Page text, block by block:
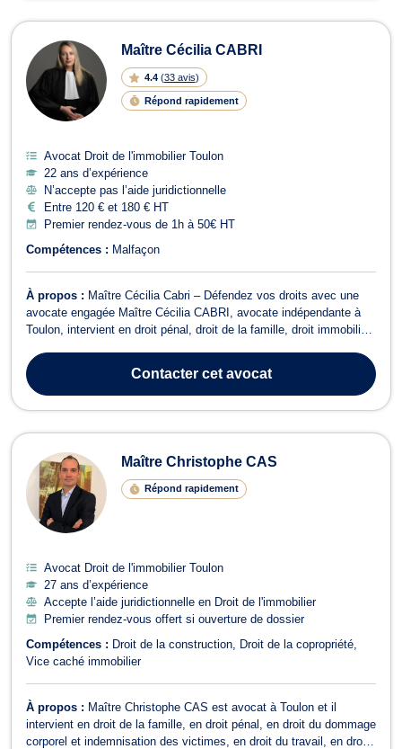
Maître Cécilia CABRI
4.4 (33 avis)
Répond rapidement
Avocat Droit de l'immobilier Toulon
22 ans d’expérience
N’accepte pas l’aide juridictionnelle
Entre 120 € et 180 € HT
Premier rendez-vous de 1h à 50€ HT
Compétences : Malfaçon
À propos : Maître Cécilia Cabri – Défendez vos droits avec une
avocate engagée Maître Cécilia CABRI, avocate indépendante à
Toulon, intervient en droit pénal, droit de la famille, droit immobilier
détermination, que ce soit en conseil ou en contentieux. En droit
de la famille...
Contactercet avocat
Maître Christophe CAS
Répond rapidement
Avocat Droit de l'immobilier Toulon
27 ans d’expérience
Accepte l’aide juridictionnelle en Droit de l'immobilier
Premier rendez-vous offert si ouverture de dossier
Compétences : Droit de la construction
Droit de la copropriété
Vice caché immobilier
À propos : Maître Christophe CAS est avocat à Toulon et il
intervient en droit de la famille, en droit pénal, en droit du dommage
corporel et indemnisation des victimes, en droit du travail, en droit